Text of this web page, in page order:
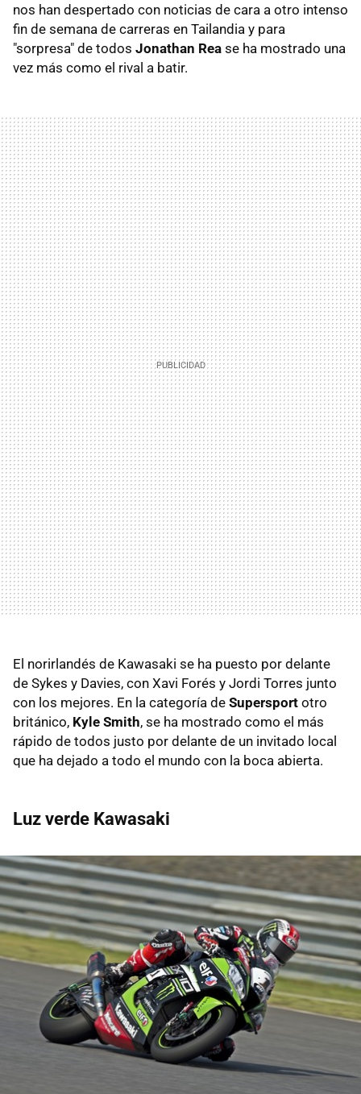
nos han despertado con noticias de cara a otro intenso
fin de semana de carreras en Tailandia y para
"sorpresa" de todos Jonathan Rea se ha mostrado una
vez más como el rival a batir.
El norirlandés de Kawasaki se ha puesto por delante
de Sykes y Davies, con Xavi Forés y Jordi Torres junto
con los mejores. En la categoría de Supersport otro
británico, Kyle Smith, se ha mostrado como el más
rápido de todos justo por delante de un invitado local
que ha dejado a todo el mundo con la boca abierta.
Luz verde Kawasaki